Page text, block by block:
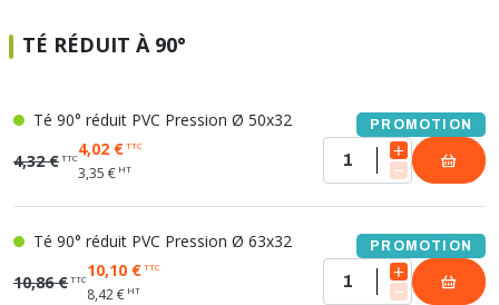
TÉ RÉDUIT À 90°
Té 90° réduit PVC Pression Ø 50x32 PROMOTION
4,32 €TTC4,02 €TTC
3,35 € HT
Té 90° réduit PVC Pression Ø 63x32 PROMOTION
10,86 €TTC10,10 €TTC
8,42 € HT